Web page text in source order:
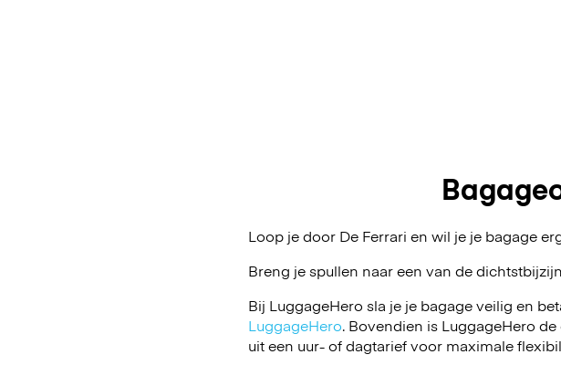
Loop je door De Ferrari en wil je je bagage
Breng je spullen naar een van de
Bij LuggageHero sla je je bagage veilig en
LuggageHero. Bovendien is LuggageHero
uit een uur- of dagtarief voor maximale